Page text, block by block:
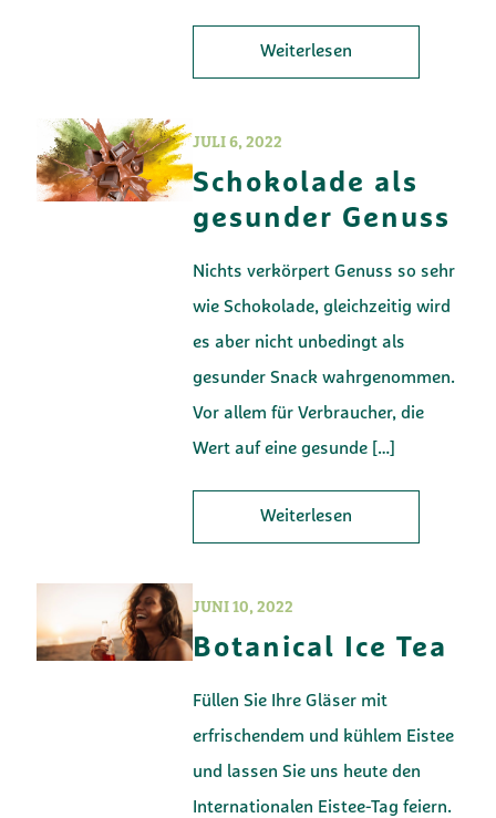
Weiterlesen
JULI 6, 2022
Schokolade als
gesunder Genuss
Nichts verkörpert Genuss so sehr
wie Schokolade, gleichzeitig wird
es aber nicht unbedingt als
gesunder Snack wahrgenommen.
Vor allem für Verbraucher, die
Wert auf eine gesunde […]
Weiterlesen
JUNI 10, 2022
Botanical Ice Tea
Füllen Sie Ihre Gläser mit
erfrischendem und kühlem Eistee
und lassen Sie uns heute den
Internationalen Eistee-Tag feiern.